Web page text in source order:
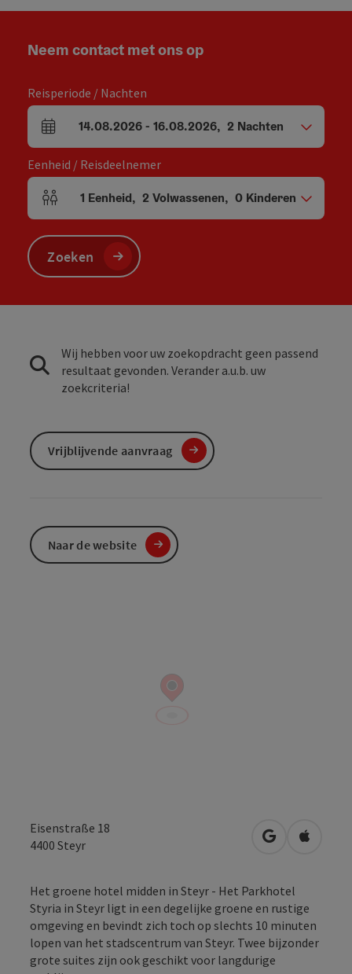
Eisenstraße 18
4400 Steyr Openen in
Het groene hotel midden in Steyr - Het Parkhotel
Styria in Steyr ligt in een degelijke groene en rustige
omgeving en bevindt zich toch op slechts 10 minuten
lopen van het stadscentrum van Steyr. Twee bijzonder
grote suites zijn ook geschikt voor langdurige
Neem contact met ons op
Reisperiode / Nachten
Velden voor aankomst en vertrek
14.08.2026- 16.08.2026, 2 Nachten
Eenheid / Reisdeelnemer
Aantal eenheden en persoonsvelden
1 Eenheid, 2 Volwassenen, 0 Kinderen
Zoeken
Wij hebben voor uw zoekopdracht geen passend
resultaat gevonden. Verander a.u.b. uw
zoekcriteria!
Vrijblijvende aanvraag
Naar de website